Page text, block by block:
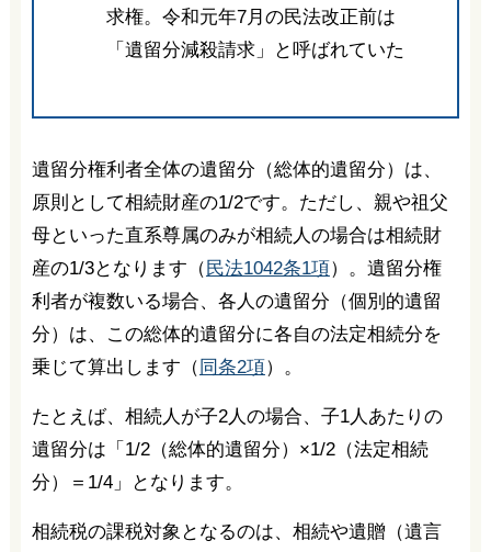
求権。令和元年7月の民法改正前は
「遺留分減殺請求」と呼ばれていた
遺留分権利者全体の遺留分（総体的遺留分）は、
原則として相続財産の1/2です。ただし、親や祖父
母といった直系尊属のみが相続人の場合は相続財
産の1/3となります（ 民法1042条1項）。遺留分権
利者が複数いる場合、各人の遺留分（個別的遺留
分）は、この総体的遺留分に各自の法定相続分を
乗じて算出します（ 同条2項）。
たとえば、相続人が子2人の場合、子1人あたりの
遺留分は「1/2（総体的遺留分）×1/2（法定相続
分）＝1/4」となります。
相続税の課税対象となるのは、相続や遺贈（遺言